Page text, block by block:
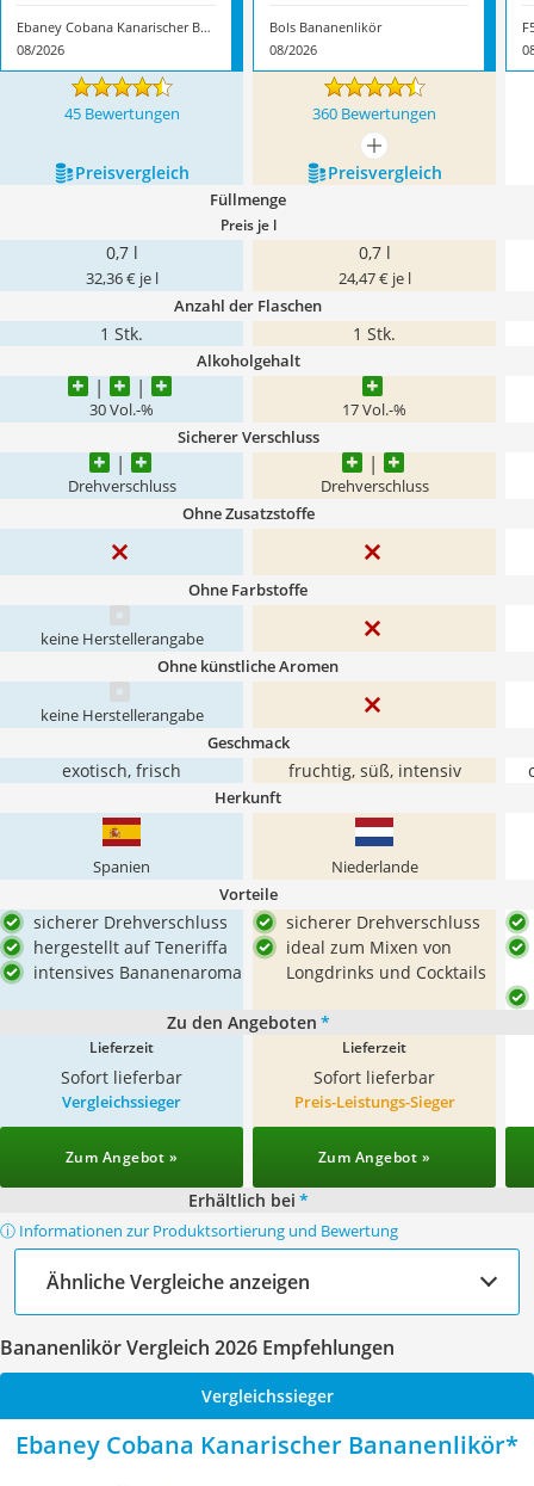
Ebaney Cobana Kanarischer Bananenlikör
08/2026
Bols Bananenlikör
08/2026
45 Bewertungen 360 Bewertungen
mehr anzeigen
Preis­vergleich
Preis­vergleich
Füllmenge
Preis je l
0,7 l
32,36 € je l
0,7 l
24,47 € je l
Anzahl der Flaschen
1 Stk. 1 Stk.
Alkoholgehalt
30 Vol.-% 17 Vol.-%
Sicherer Verschluss
Drehverschluss Drehverschluss
Ohne Zusatzstoffe
Ohne Farbstoffe
keine Herstellerangabe
Ohne künstliche Aromen
keine Herstellerangabe
Geschmack
exotisch, frisch fruchtig, süß, intensiv
Herkunft
Spanien Niederlande
Vorteile
sicherer Drehverschluss
hergestellt auf Teneriffa
intensives Bananenaroma
sicherer Drehverschluss
ideal zum Mixen von
Longdrinks und Cocktails
Zu den Angeboten *
Lieferzeit
Sofort lieferbar
Lieferzeit
Sofort lieferbar
Vergleichssieger
Zum Angebot »
Preis-Leistungs-Sieger
Zum Angebot »
Erhältlich bei *
ⓘ Informationen zur Produktsortierung und Bewertung
Ähnliche Vergleiche anzeigen
Bananenlikör Vergleich 2026 Empfehlungen
Vergleichssieger
Ebaney Cobana Kanarischer Bananenlikör